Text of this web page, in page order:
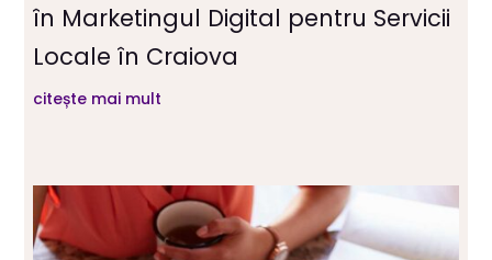
în Marketingul Digital pentru Servicii
Locale în Craiova
citește mai mult